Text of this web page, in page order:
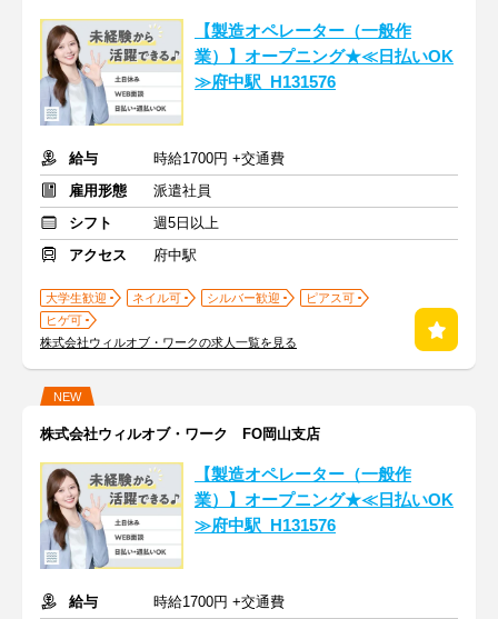
【製造オペレーター（一般作
業）】オープニング★≪日払いOK
≫府中駅_H131576
給与
時給1700円 +交通費
雇用形態
派遣社員
シフト
週5日以上
アクセス
府中駅
大学生歓迎 ネイル可 シルバー歓迎
ピアス可
ヒゲ可
株式会社ウィルオブ・ワークの求人一覧を見る
NEW
株式会社ウィルオブ・ワーク FO岡山支店
【製造オペレーター（一般作
業）】オープニング★≪日払いOK
≫府中駅_H131576
給与
時給1700円 +交通費